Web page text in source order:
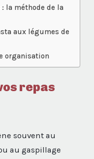
la méthode de la
aux légumes de
organisation
repas
souvent au
au gaspillage